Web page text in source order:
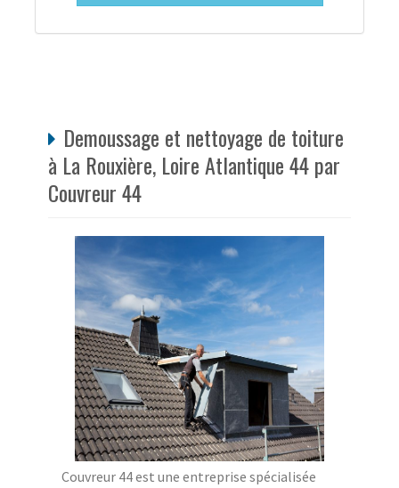
Demoussage et nettoyage de toiture
à La Rouxière, Loire Atlantique 44 par
Couvreur 44
Couvreur 44 est une entreprise spécialisée